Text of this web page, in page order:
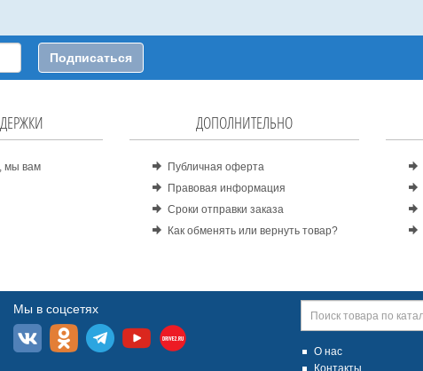
Подписаться
мы вам
ДОПОЛНИТЕЛЬНО
Публичная оферта
Правовая информация
Сроки отправки заказа
Как обменять или вернуть товар?
Мы в соцсетях
О нас
Контакты